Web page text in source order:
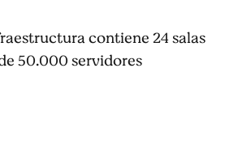
contiene 24 salas
50.000 servidores